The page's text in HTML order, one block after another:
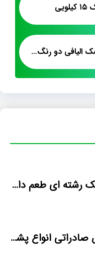
پخش و فروش پشمک الیافی دو رنگ سطلی
فروش کیلویی پشمک رشته ای طعم دار میوه
بازار اینترنتی فروش صادراتی انواع پشمک الیافی/شکلاتی